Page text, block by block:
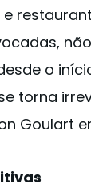
o
torna
Goulart